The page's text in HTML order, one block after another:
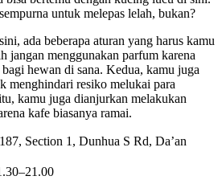
untuk melepas lelah, bukan?
ada beberapa aturan yang harus kamu
jangan menggunakan parfum karena
hewan di sana. Kedua, kamu juga
menghindari resiko melukai para
kamu juga dianjurkan melakukan
kafe biasanya ramai.
Section 1, Dunhua S Rd, Da’an